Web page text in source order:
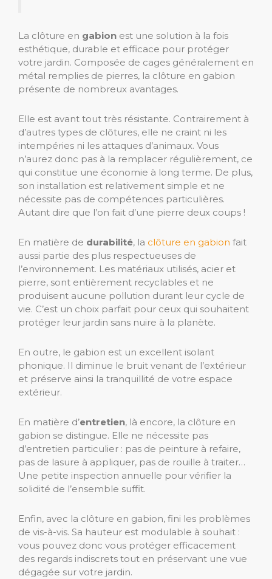
La clôture en gabion est une solution à la fois
esthétique, durable et efficace pour protéger
votre jardin. Composée de cages généralement en
métal remplies de pierres, la clôture en gabion
présente de nombreux avantages.
Elle est avant tout très résistante. Contrairement à
d’autres types de clôtures, elle ne craint ni les
intempéries ni les attaques d’animaux. Vous
n’aurez donc pas à la remplacer régulièrement, ce
qui constitue une économie à long terme. De plus,
son installation est relativement simple et ne
nécessite pas de compétences particulières.
Autant dire que l’on fait d’une pierre deux coups !
En matière de durabilité, la clôture en gabion fait
aussi partie des plus respectueuses de
l’environnement. Les matériaux utilisés, acier et
pierre, sont entièrement recyclables et ne
produisent aucune pollution durant leur cycle de
vie. C’est un choix parfait pour ceux qui souhaitent
protéger leur jardin sans nuire à la planète.
En outre, le gabion est un excellent isolant
phonique. Il diminue le bruit venant de l’extérieur
et préserve ainsi la tranquillité de votre espace
extérieur.
En matière d’entretien, là encore, la clôture en
gabion se distingue. Elle ne nécessite pas
d’entretien particulier : pas de peinture à refaire,
pas de lasure à appliquer, pas de rouille à traiter…
Une petite inspection annuelle pour vérifier la
solidité de l’ensemble suffit.
Enfin, avec la clôture en gabion, fini les problèmes
de vis-à-vis. Sa hauteur est modulable à souhait :
vous pouvez donc vous protéger efficacement
des regards indiscrets tout en préservant une vue
dégagée sur votre jardin.